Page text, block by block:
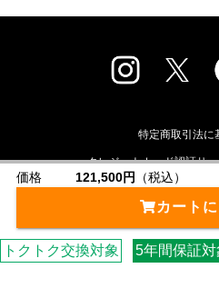
価格 121,500円 （税込）
カート
トクトク交換対象 5年間保証対
特定商取引法に
クレジットカード認証サ
古物営業法に基づく表示
ニュースリリース 会
店舗検